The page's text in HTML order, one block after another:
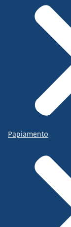
Papiamento